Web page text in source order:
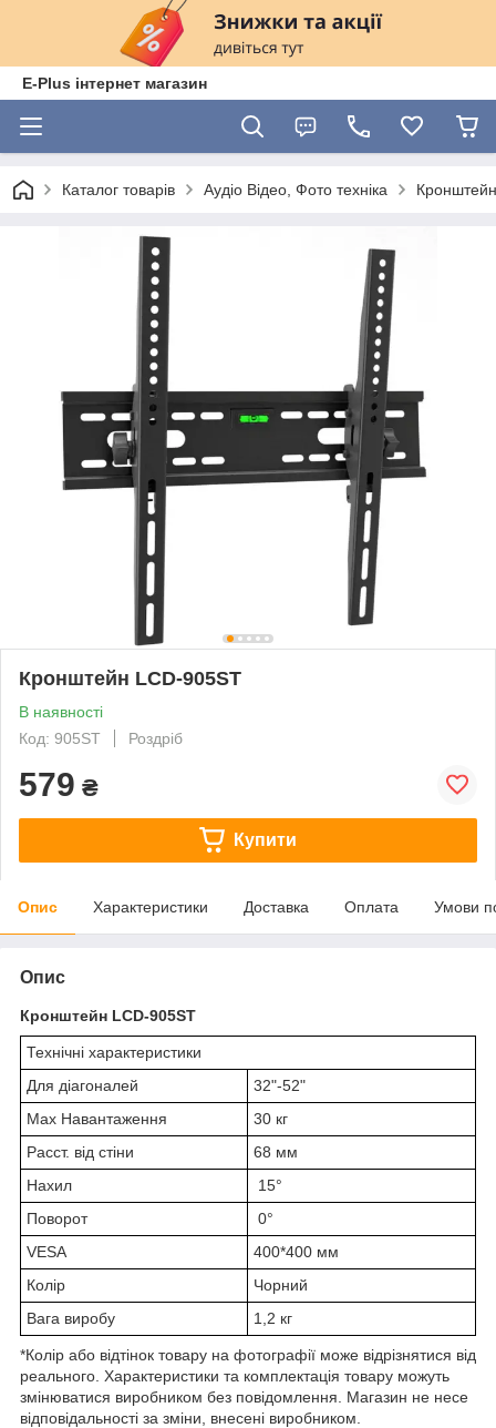
E-Plus інтернет магазин
Каталог товарів Аудіо Відео, Фото техніка
Кронштейн LCD-905ST
В наявності
Код: 905ST
Роздріб
579 ₴
Купити
Опис Характеристики Доставка Оплата Умови
Опис
Кронштейн LCD-905ST
Технічні характеристики
Для діагоналей
32"-52"
Max Навантаження
30 кг
Расст. від стіни
68 мм
Нахил
15°
Поворот
0°
VESA
400*400 мм
Колір
Чорний
Вага виробу
1,2 кг
*Колір або відтінок товару на фотографії може відрізнятися від
реального. Характеристики та комплектація товару можуть
змінюватися виробником без повідомлення. Магазин не несе
відповідальності за зміни, внесені виробником.